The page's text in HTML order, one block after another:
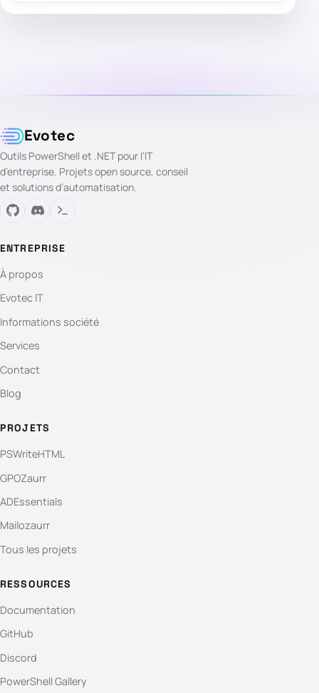
Evotec
Outils PowerShell et .NET pour l’IT
d’entreprise. Projets open source, conseil
et solutions d’automatisation.
ENTREPRISE
À propos
Evotec IT
Informations société
Services
Contact
Blog
PROJETS
PSWriteHTML
GPOZaurr
ADEssentials
Mailozaurr
Tous les projets
RESSOURCES
Documentation
GitHub
Discord
PowerShell Gallery